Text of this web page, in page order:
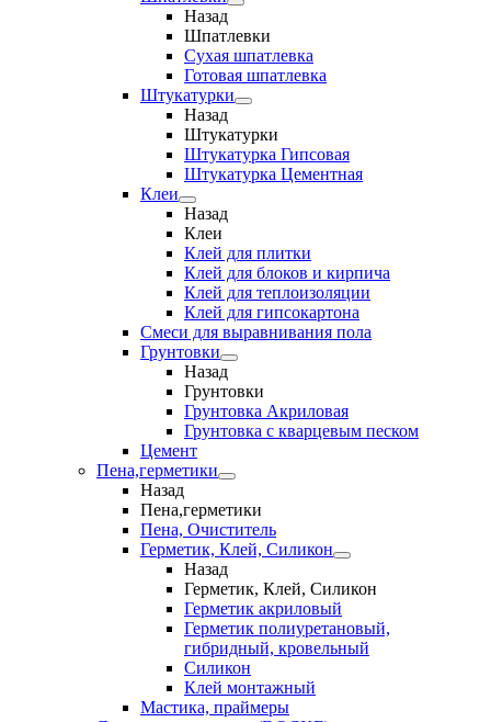
Назад
Шпатлевки
Сухая шпатлевка
Готовая шпатлевка
Штукатурки
Назад
Штукатурки
Штукатурка Гипсовая
Штукатурка Цементная
Клеи
Назад
Клеи
Клей для плитки
Клей для блоков и кирпича
Клей для теплоизоляции
Клей для гипсокартона
Смеси для выравнивания пола
Грунтовки
Назад
Грунтовки
Грунтовка Акриловая
Грунтовка с кварцевым песком
Цемент
Пена,герметики
Назад
Пена,герметики
Пена, Очиститель
Герметик, Клей, Силикон
Назад
Герметик, Клей, Силикон
Герметик акриловый
Герметик полиуретановый,
гибридный, кровельный
Силикон
Клей монтажный
Мастика, праймеры